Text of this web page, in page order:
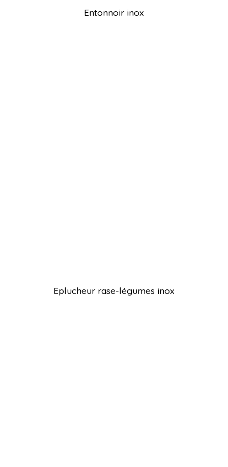
Entonnoir inox
Eplucheur rase-légumes inox